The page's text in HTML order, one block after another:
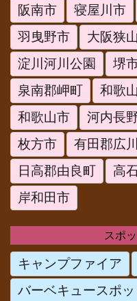
阪南市 寝屋川市
羽曳野市
大阪狭
淀川河川公園
堺
泉南郡岬町
和歌
和歌山市
河内長
枚方市
有田郡広
日高郡由良町
高
岸和田市
スポ
キャンプファイア
バーベキュースポッ